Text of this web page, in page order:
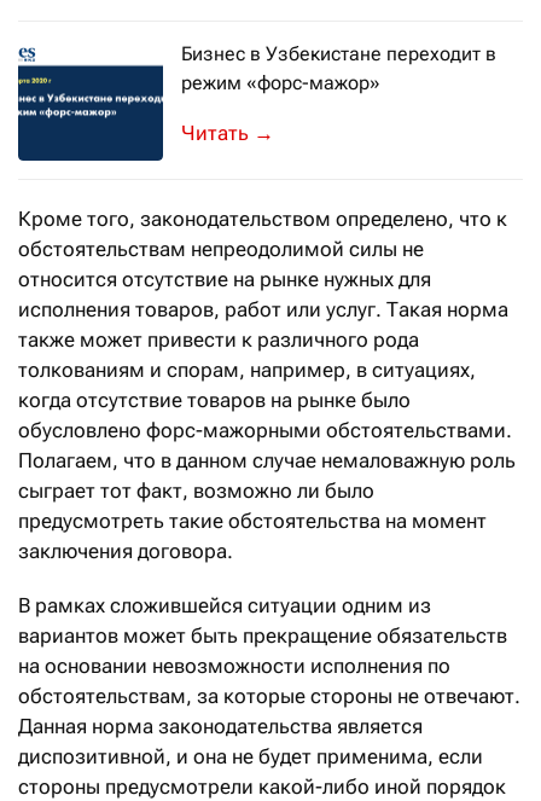
Бизнес в Узбекистане переходит в
режим «форс-мажор»
→
Кроме того, законодательством определено, что к
обстоятельствам непреодолимой силы не
относится отсутствие на рынке нужных для
исполнения товаров, работ или услуг. Такая норма
также может привести к различного рода
толкованиям и спорам, например, в ситуациях,
когда отсутствие товаров на рынке было
обусловлено форс-мажорными обстоятельствами.
Полагаем, что в данном случае немаловажную роль
сыграет тот факт, возможно ли было
предусмотреть такие обстоятельства на момент
заключения договора.
В рамках сложившейся ситуации одним из
вариантов может быть прекращение обязательств
на основании невозможности исполнения по
обстоятельствам, за которые стороны не отвечают.
Данная норма законодательства является
диспозитивной, и она не будет применима, если
стороны предусмотрели какой-либо иной порядок